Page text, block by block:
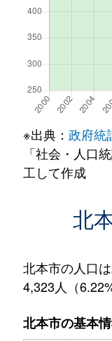
※出典： 政府統
「社会・人口
工して作成
北
北本市の人口
4,323人（
北本市の基本